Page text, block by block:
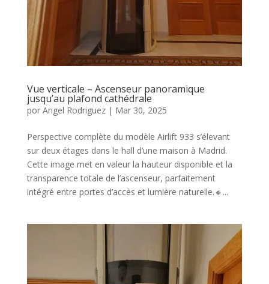
Vue verticale – Ascenseur panoramique
jusqu’au plafond cathédrale
por Angel Rodriguez| Mar 30, 2025
Perspective complète du modèle Airlift 933 s’élevant
sur deux étages dans le hall d’une maison à Madrid.
Cette image met en valeur la hauteur disponible et la
transparence totale de l’ascenseur, parfaitement
intégré entre portes d’accès et lumière naturelle.🔸...